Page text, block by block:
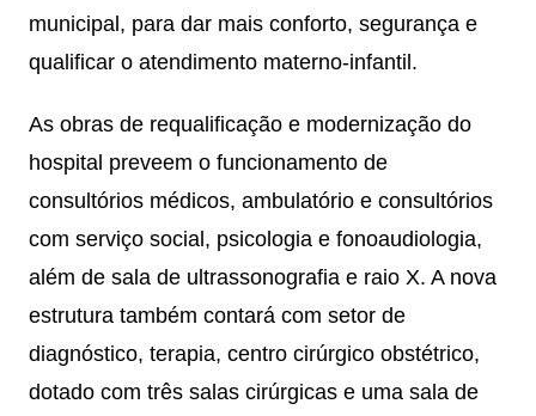
municipal, para dar mais conforto, segurança e
qualificar o atendimento materno-infantil.
As obras de requalificação e modernização do
hospital preveem o funcionamento de
consultórios médicos, ambulatório e consultórios
com serviço social, psicologia e fonoaudiologia,
além de sala de ultrassonografia e raio X. A nova
estrutura também contará com setor de
diagnóstico, terapia, centro cirúrgico obstétrico,
dotado com três salas cirúrgicas e uma sala de